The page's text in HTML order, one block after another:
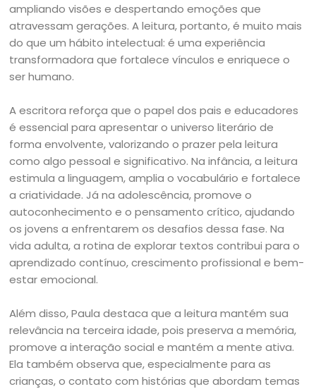
ampliando visões e despertando emoções que
atravessam gerações. A leitura, portanto, é muito mais
do que um hábito intelectual: é uma experiência
transformadora que fortalece vínculos e enriquece o
ser humano.
A escritora reforça que o papel dos pais e educadores
é essencial para apresentar o universo literário de
forma envolvente, valorizando o prazer pela leitura
como algo pessoal e significativo. Na infância, a leitura
estimula a linguagem, amplia o vocabulário e fortalece
a criatividade. Já na adolescência, promove o
autoconhecimento e o pensamento crítico, ajudando
os jovens a enfrentarem os desafios dessa fase. Na
vida adulta, a rotina de explorar textos contribui para o
aprendizado contínuo, crescimento profissional e bem-
estar emocional.
Além disso, Paula destaca que a leitura mantém sua
relevância na terceira idade, pois preserva a memória,
promove a interação social e mantém a mente ativa.
Ela também observa que, especialmente para as
crianças, o contato com histórias que abordam temas